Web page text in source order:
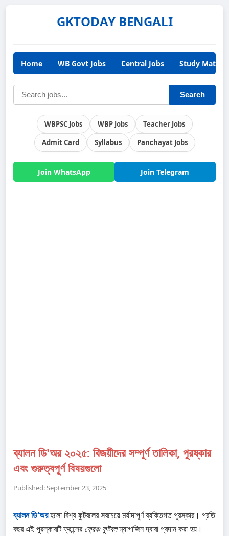
GKTODAY BENGALI
Home WB Govt Jobs Central Jobs Study
Search
WBPSC Jobs WBP Jobs
Teacher Jobs
Admit Card
Syllabus Panchayat Jobs
Join WhatsApp Join Telegram
ব্যালন ডি'অর ২০২৫: বিজয়ীদের সম্পূর্ণ তালিকা, পুরষ্কার
এবং গুরুত্বপূর্ণ বিষয়গুলো
Published: September 23, 2025
ব্যালন ডি'অরহলো বিশ্ব ফুটবলের সবচেয়ে মর্যাদাপূর্ণ ব্যক্তিগত পুরস্কার। প্রতি
বছর এই পুরস্কারটি ফ্রান্সেরফ্রেঞ্চ ফুটবলম্যাগাজিন দ্বারা প্রদান করা হয়।